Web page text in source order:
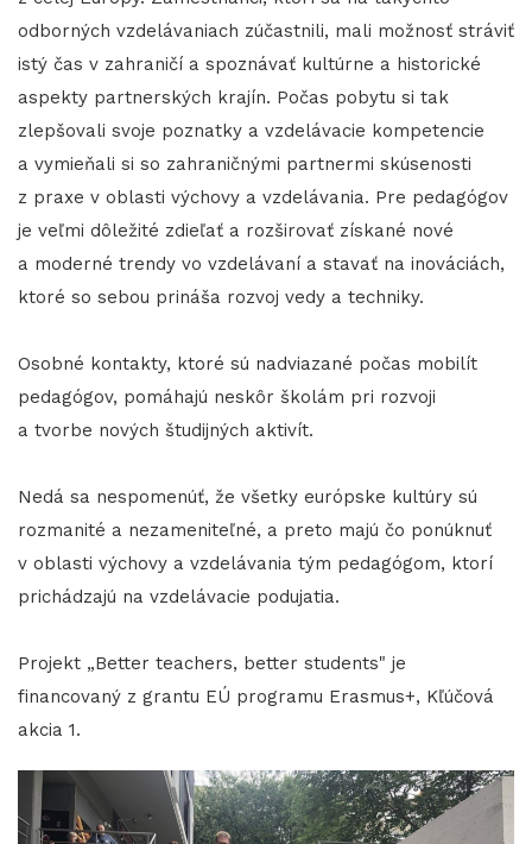
odborných vzdelávaniach zúčastnili, mali možnosť stráviť
istý čas v zahraničí a spoznávať kultúrne a historické
aspekty partnerských krajín. Počas pobytu si tak
zlepšovali svoje poznatky a vzdelávacie kompetencie
a vymieňali si so zahraničnými partnermi skúsenosti
z praxe v oblasti výchovy a vzdelávania. Pre pedagógov
je veľmi dôležité zdieľať a rozširovať získané nové
a moderné trendy vo vzdelávaní a stavať na inováciách,
ktoré so sebou prináša rozvoj vedy a techniky.
Osobné kontakty, ktoré sú nadviazané počas mobilít
pedagógov, pomáhajú neskôr školám pri rozvoji
a tvorbe nových študijných aktivít.
Nedá sa nespomenúť, že všetky európske kultúry sú
rozmanité a nezameniteľné, a preto majú čo ponúknuť
v oblasti výchovy a vzdelávania tým pedagógom, ktorí
prichádzajú na vzdelávacie podujatia.
Projekt „Better teachers, better students" je
financovaný z grantu EÚ programu Erasmus+, Kľúčová
akcia 1.